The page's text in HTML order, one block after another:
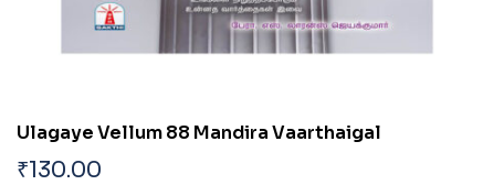
Ulagaye Vellum 88 Mandira Vaarthaigal
₹130.00